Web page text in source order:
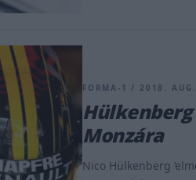
FORMA-1 / 2018. AUG.
Monzára
Nico Hülkenberg